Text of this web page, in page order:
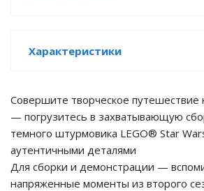
Характеристики
Совершите творческое путешествие
— погрузитесь в захватывающую
темного штурмовика LEGO® Star
аутентичными деталями
Для сборки и демонстрации —
напряженные моменты из второго